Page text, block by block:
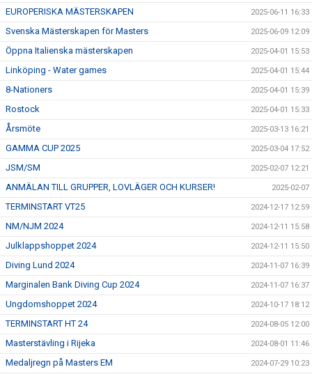
EUROPERISKA MÄSTERSKAPEN 2025-06-11 16:33
Svenska Mästerskapen för Masters 2025-06-09 12:09
Öppna Italienska mästerskapen 2025-04-01 15:53
Linköping - Water games 2025-04-01 15:44
8-Nationers 2025-04-01 15:39
Rostock 2025-04-01 15:33
Årsmöte 2025-03-13 16:21
GAMMA CUP 2025 2025-03-04 17:52
JSM/SM 2025-02-07 12:21
ANMÄLAN TILL GRUPPER, LOVLÄGER OCH KURSER! 2025-02-07
TERMINSTART VT25 2024-12-17 12:59
NM/NJM 2024 2024-12-11 15:58
Julklappshoppet 2024 2024-12-11 15:50
Diving Lund 2024 2024-11-07 16:39
Marginalen Bank Diving Cup 2024 2024-11-07 16:37
Ungdomshoppet 2024 2024-10-17 18:12
TERMINSTART HT 24 2024-08-05 12:00
Masterstävling i Rijeka 2024-08-01 11:46
Medaljregn på Masters EM 2024-07-29 10:23